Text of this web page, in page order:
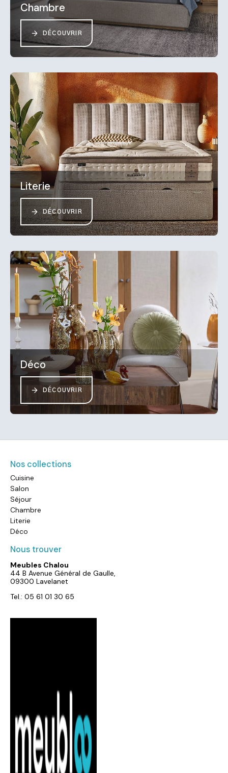
Chambre
DÉCOUVRIR
Literie
DÉCOUVRIR
Déco
DÉCOUVRIR
Nos collections
Cuisine
Salon
Séjour
Chambre
Literie
Déco
Nous trouver
Meubles Chalou
44 B Avenue Général de Gaulle,
09300 Lavelanet
Tel.: 05 61 01 30 65